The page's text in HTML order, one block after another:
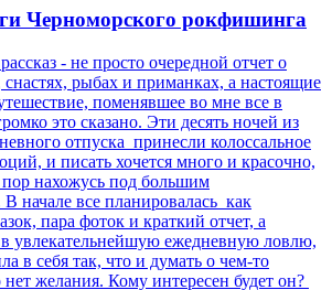
Черноморского рокфишинга
- не просто очередной отчет о
рыбах и приманках, а настоящие
поменявшее во мне все в
это сказано. Эти десять ночей из
отпуска принесли колоссальное
и писать хочется много и красочно,
пор нахожусь под большим
начале все планировалась как
пара фоток и краткий отчет, а
в увлекательнейшую ежедневную ловлю,
в себя так, что и думать о чем-то
нет желания. Кому интересен будет он?